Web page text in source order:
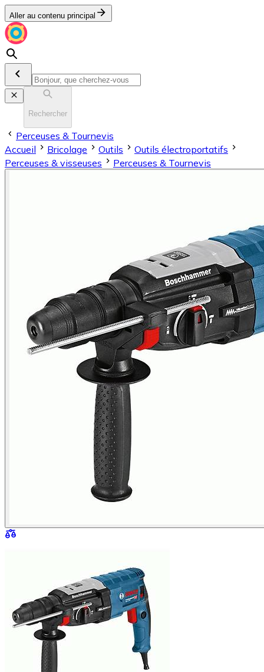
Aller au contenu principal
Rechercher
Perceuses & Tournevis
Accueil
Bricolage Outils
Outils électroportatifs
Perceuses & visseuses
Perceuses & Tournevis